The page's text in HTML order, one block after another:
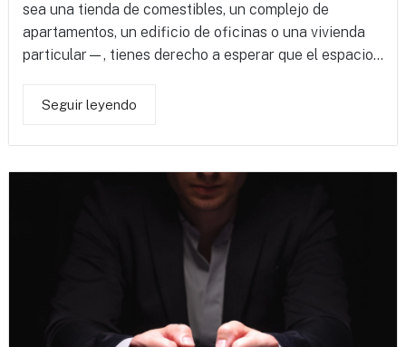
sea una tienda de comestibles, un complejo de
apartamentos, un edificio de oficinas o una vivienda
particular—, tienes derecho a esperar que el espacio...
Seguir leyendo